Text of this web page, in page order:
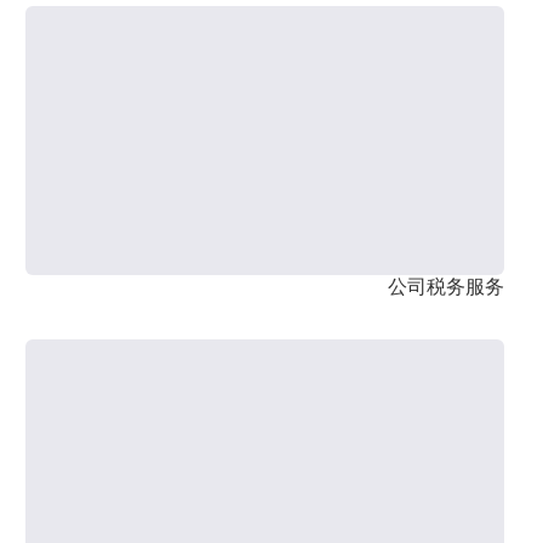
公司税务服务